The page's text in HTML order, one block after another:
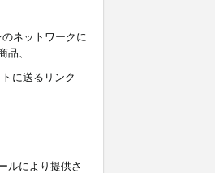
ネットワークに
、
に送るリンク
ルにより提供さ